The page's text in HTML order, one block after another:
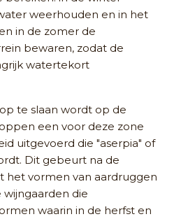
weerhouden en in het
in de zomer de
bewaren, zodat de
watertekort
te slaan wordt op de
een voor deze zone
uitgevoerd die "aserpia" of
Dit gebeurt na de
het vormen van aardruggen
wijngaarden die
waarin in de herfst en